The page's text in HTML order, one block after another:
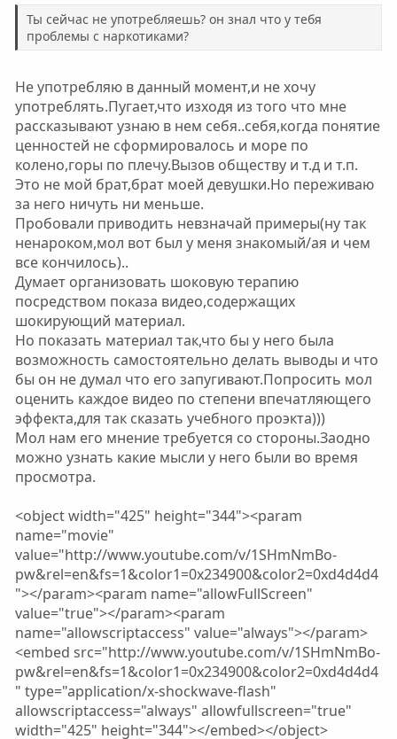
Ты сейчас не употребляешь? он знал что у тебя
проблемы с наркотиками?
Не употребляю в данный момент,и не хочу
употреблять.Пугает,что изходя из того что мне
рассказывают узнаю в нем себя..себя,когда понятие
ценностей не сформировалось и море по
колено,горы по плечу.Вызов обществу и т.д и т.п.
Это не мой брат,брат моей девушки.Но переживаю
за него ничуть ни меньше.
Пробовали приводить невзначай примеры(ну так
ненароком,мол вот был у меня знакомый/ая и чем
все кончилось)..
Думает организовать шоковую терапию
посредством показа видео,содержащих
шокирующий материал.
Но показать материал так,что бы у него была
возможность самостоятельно делать выводы и что
бы он не думал что его запугивают.Попросить мол
оценить каждое видео по степени впечатляющего
эффекта,для так сказать учебного проэкта)))
Мол нам его мнение требуется со стороны.Заодно
можно узнать какие мысли у него были во время
просмотра.
<object width="425" height="344"><param
name="movie"
value="http://www.youtube.com/v/1SHmNmBo-
pw&rel=en&fs=1&color1=0x234900&color2=0xd4d4d4
"></param><param name="allowFullScreen"
value="true"></param><param
name="allowscriptaccess" value="always"></param>
<embed src="http://www.youtube.com/v/1SHmNmBo-
pw&rel=en&fs=1&color1=0x234900&color2=0xd4d4d4
" type="application/x-shockwave-flash"
allowscriptaccess="always" allowfullscreen="true"
width="425" height="344"></embed></object>